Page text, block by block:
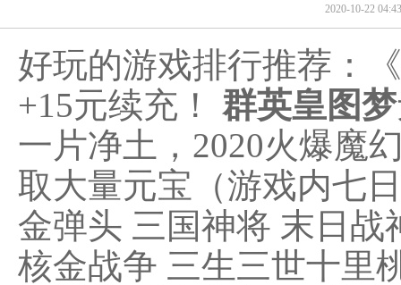
2020-10-22
好玩的游戏排行推荐：《
+15元续充！ 群英皇图梦
一片净土，2020火爆魔
取大量元宝（游戏内七
金弹头 三国神将 末日
核金战争 三生三世十里